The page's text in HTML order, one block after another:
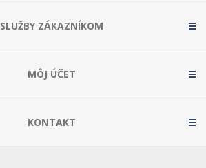
SLUŽBY ZÁKAZNÍKOM
MÔJ ÚČET
KONTAKT